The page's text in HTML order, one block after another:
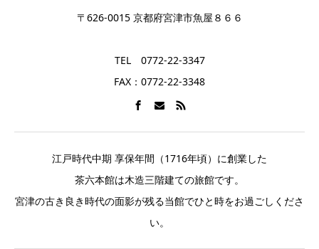
〒626-0015 京都府宮津市魚屋８６６
TEL 0772-22-3347
FAX：0772-22-3348
江戸時代中期 享保年間（1716年頃）に創業した
茶六本館は木造三階建ての旅館です。
宮津の古き良き時代の面影が残る当館でひと時をお過ごしくださ
い。